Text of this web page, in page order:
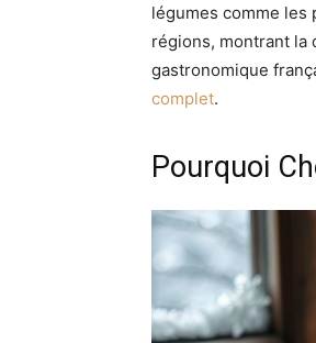
légumes comme les
régions, montrant la
gastronomique
complet.
Pourquoi